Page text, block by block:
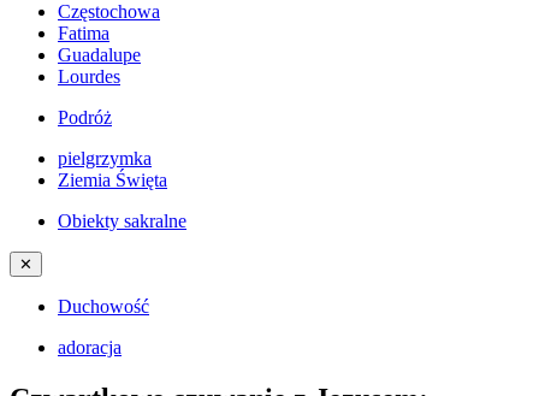
Częstochowa
Fatima
Guadalupe
Lourdes
Podróż
pielgrzymka
Ziemia Święta
Obiekty sakralne
✕
Duchowość
adoracja